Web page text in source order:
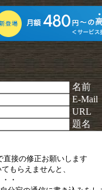
名前
E-Mail
URL
題名